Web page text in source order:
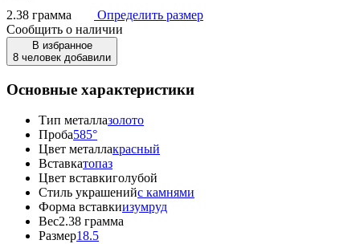
2.38 грамма
Определить размер
Сообщить о наличии
В избранное
8 человек добавили
Основные характеристики
Тип металлазолото
Проба585°
Цвет металлакрасный
Вставкатопаз
Цвет вставкиголубой
Стиль украшенийс камнями
Форма вставкиизумруд
Вес2.38 грамма
Размер18.5